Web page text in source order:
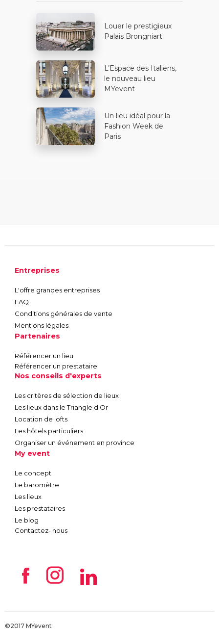
Louer le prestigieux
Palais Brongniart
L’Espace des Italiens,
le nouveau lieu
MYevent
Un lieu idéal pour la
Fashion Week de
Paris
Entreprises
L'offre grandes entreprises
FAQ
Conditions générales de vente
Mentions légales
Partenaires
Référencer un lieu
Référencer un prestataire
Nos conseils d'experts
Les critères de sélection de lieux
Les lieux dans le Triangle d'Or
Location de lofts
Les hôtels particuliers
Organiser un événement en province
My event
Le concept
Le baromètre
Les lieux
Les prestataires
Le blog
Contactez- nous
©2017 MYevent